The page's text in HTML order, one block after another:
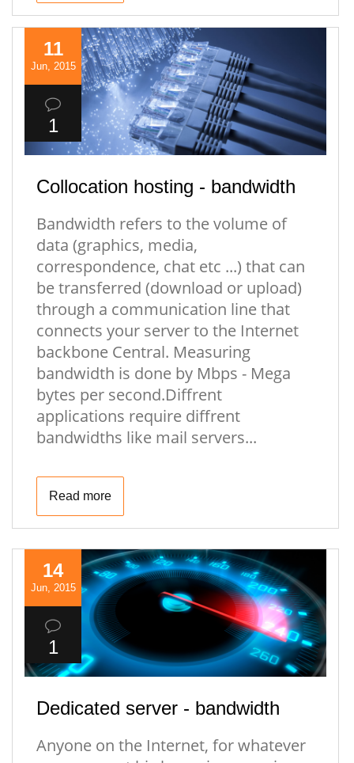
11
Jun, 2015
1
Collocation hosting - bandwidth
Bandwidth refers to the volume of
data (graphics, media,
correspondence, chat etc ...) that can
be transferred (download or upload)
through a communication line that
connects your server to the Internet
backbone Central. Measuring
bandwidth is done by Mbps - Mega
bytes per second.Diffrent
applications require diffrent
bandwidths like mail servers...
Read more
14
Jun, 2015
1
Dedicated server - bandwidth
Anyone on the Internet, for whatever